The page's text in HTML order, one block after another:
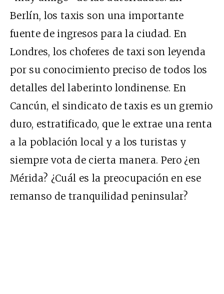
Berlín, los taxis son una importante
fuente de ingresos para la ciudad. En
Londres, los choferes de taxi son leyenda
por su conocimiento preciso de todos los
detalles del laberinto londinense. En
Cancún, el sindicato de taxis es un gremio
duro, estratificado, que le extrae una renta
a la población local y a los turistas y
siempre vota de cierta manera. Pero ¿en
Mérida? ¿Cuál es la preocupación en ese
remanso de tranquilidad peninsular?